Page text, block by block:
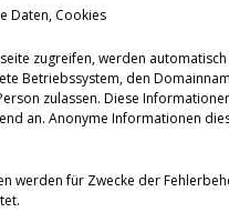
Daten, Cookies
zugreifen, werden
Betriebssystem, den
zulassen. Diese
an. Anonyme Informationen
werden für Zwecke der